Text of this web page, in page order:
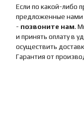
Если по какой-либо
предложенные нами
- позвоните нам.
и принять оплату в
осуществить
Гарантия от